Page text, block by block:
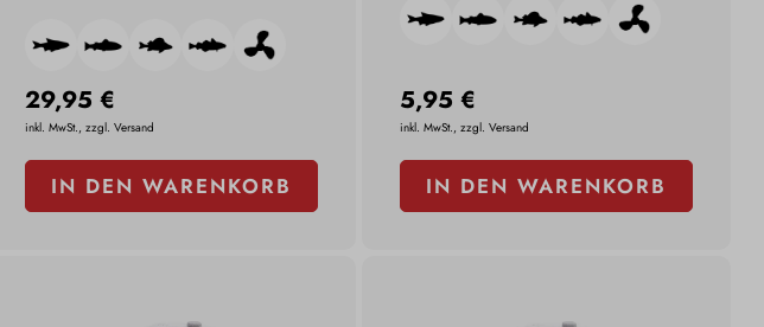
29,95 €
inkl. MwSt., zzgl. Versand
IN DEN WARENKORB
5,95 €
inkl. MwSt., zzgl. Versand
IN DEN WARENKORB